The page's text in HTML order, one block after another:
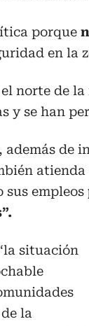
porque
en la
norte de la
y se han
además de
atienda
empleos
situación
la